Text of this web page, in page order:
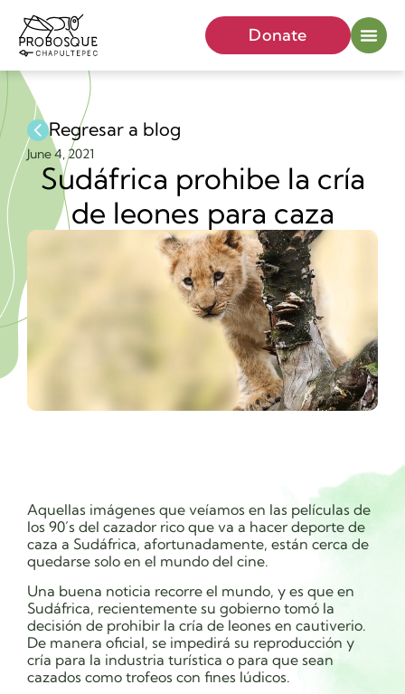
Donate
Regresar a blog
June 4, 2021
Sudáfrica prohibe la cría
de leones para caza
Aquellas imágenes que veíamos en las películas de
los 90´s del cazador rico que va a hacer deporte de
caza a Sudáfrica, afortunadamente, están cerca de
quedarse solo en el mundo del cine.
Una buena noticia recorre el mundo, y es que en
Sudáfrica, recientemente su gobierno tomó la
decisión de prohibir la cría de leones en cautiverio.
De manera oficial, se impedirá su reproducción y
cría para la industria turística o para que sean
cazados como trofeos con fines lúdicos.